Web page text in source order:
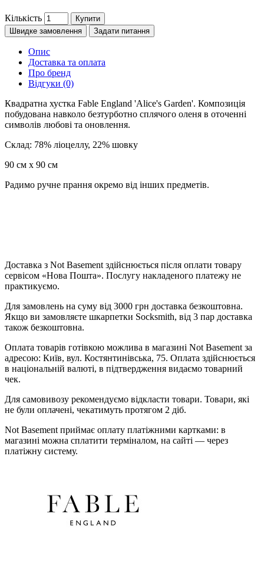
Кількість
Купити
Швидке замовлення
Задати питання
Опис
Доставка та оплата
Про бренд
Відгуки (0)
Квадратна хустка Fable England 'Alice's Garden'. Композиція
побудована навколо безтурботно сплячого оленя в оточенні
символів любові та оновлення.
Склад: 78% ліоцеллу, 22% шовку
90 см х 90 см
Радимо ручне прання окремо від інших предметів.
Доставка з Not Basement здійснюється після оплати товару
сервісом «Нова Пошта». Послугу накладеного платежу не
практикуємо.
Для замовлень на суму від 3000 грн доставка безкоштовна.
Якщо ви замовляєте шкарпетки Socksmith, від 3 пар доставка
також безкоштовна.
Оплата товарів готівкою можлива в магазині Not Basement за
адресою: Київ, вул. Костянтинівська, 75. Оплата здійснюється
в національній валюті, в підтвердження видаємо товарний
чек.
Для самовивозу рекомендуємо відкласти товари. Товари, які
не були оплачені, чекатимуть протягом 2 діб.
Not Basement приймає оплату платіжними картками: в
магазині можна сплатити терміналом, на сайті — через
платіжну систему.